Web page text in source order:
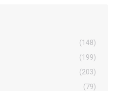
(148)
(199)
(203)
(79)